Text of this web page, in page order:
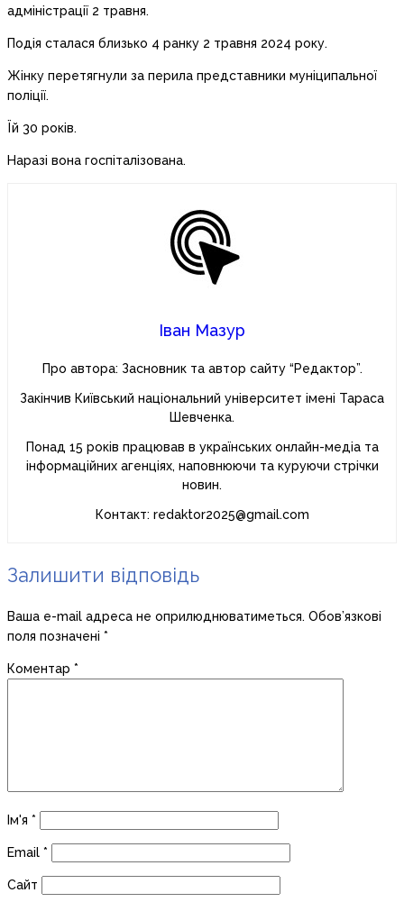
адміністрації 2 травня.
Подія сталася близько 4 ранку 2 травня 2024 року.
Жінку перетягнули за перила представники муніципальної
поліції.
Їй 30 років.
Наразі вона госпіталізована.
Іван Мазур
Про автора: Засновник та автор сайту “Редактор”.
Закінчив Київський національний університет імені Тараса
Шевченка.
Понад 15 років працював в українських онлайн-медіа та
інформаційних агенціях, наповнюючи та куруючи стрічки
новин.
Контакт: redaktor2025@gmail.com
Залишити відповідь
Ваша e-mail адреса не оприлюднюватиметься. Обов’язкові
поля позначені *
Коментар *
Ім'я *
Email *
Сайт